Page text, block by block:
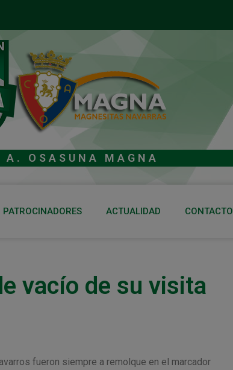
A. OSASUNA MAGNA
PATROCINADORES ACTUALIDAD CONTACTO
vacío de su visita
fueron siempre a remolque en el marcador